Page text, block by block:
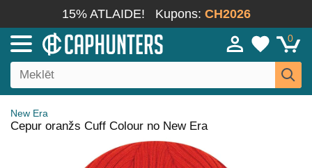
15% ATLAIDE! Kupons: CH2026
0
New Era
Cepur oranžs Cuff Colour no New Era